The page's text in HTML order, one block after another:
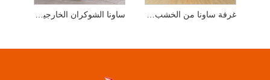
ساونا الشوكران الخارجية بالأشعة تحت الحمراء البعيدة غرفة ساونا من الخشب الحديدي في الهواء الطلق مع مصباح حائط وباب زجاجي